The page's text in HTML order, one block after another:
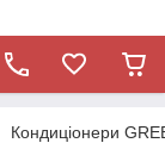
Кондиціонери